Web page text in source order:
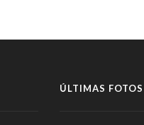
ÚLTIMAS FOTOS